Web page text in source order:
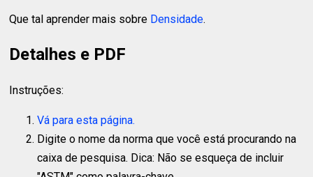
Que tal aprender mais sobre Densidade.
Detalhes e PDF
Instruções:
Vá para esta página.
Digite o nome da norma que você está procurando na
caixa de pesquisa. Dica: Não se esqueça de incluir